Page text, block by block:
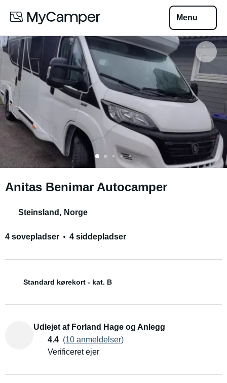
Menu
Anitas Benimar Autocamper
Steinsland , Norge
4 sovepladser 4 siddepladser
Standard kørekort - kat. B
Udlejet af Forland Hage og Anlegg
4.4 (10 anmeldelser)
Verificeret ejer